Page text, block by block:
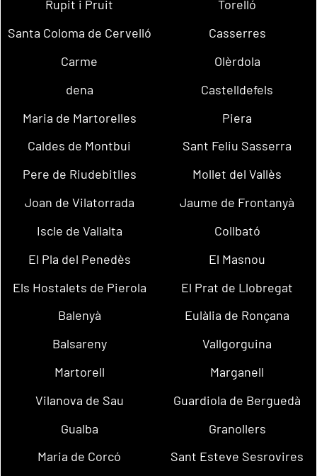
Rupit i Pruit
Torelló
Santa Coloma de Cervelló
Casserres
Carme
Olèrdola
dena
Castelldefels
Maria de Martorelles
Piera
Caldes de Montbui
Sant Feliu Sasserra
Pere de Riudebitlles
Mollet del Vallès
Joan de Vilatorrada
Jaume de Frontanyà
Iscle de Vallalta
Collbató
El Pla del Penedès
El Masnou
Els Hostalets de Pierola
El Prat de Llobregat
Balenyà
Eulàlia de Ronçana
Balsareny
Vallgorguina
Martorell
Marganell
Vilanova de Sau
Guardiola de Berguedà
Gualba
Granollers
Maria de Corcó
Sant Esteve Sesrovires